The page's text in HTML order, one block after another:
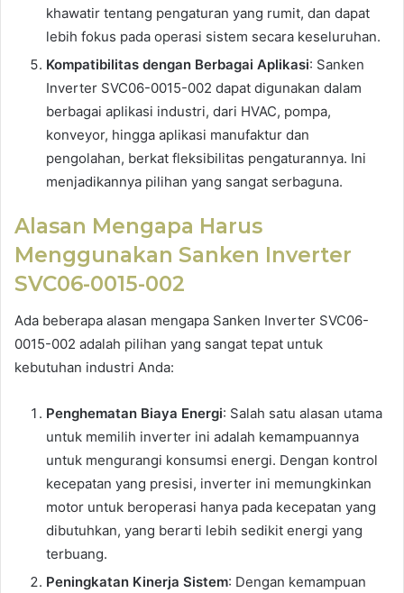
khawatir tentang pengaturan yang rumit, dan dapat
lebih fokus pada operasi sistem secara keseluruhan.
Kompatibilitas dengan Berbagai Aplikasi: Sanken
Inverter SVC06-0015-002 dapat digunakan dalam
berbagai aplikasi industri, dari HVAC, pompa,
konveyor, hingga aplikasi manufaktur dan
pengolahan, berkat fleksibilitas pengaturannya. Ini
menjadikannya pilihan yang sangat serbaguna.
Alasan Mengapa Harus
Menggunakan Sanken Inverter
SVC06-0015-002
Ada beberapa alasan mengapa Sanken Inverter SVC06-
0015-002 adalah pilihan yang sangat tepat untuk
kebutuhan industri Anda:
Penghematan Biaya Energi: Salah satu alasan utama
untuk memilih inverter ini adalah kemampuannya
untuk mengurangi konsumsi energi. Dengan kontrol
kecepatan yang presisi, inverter ini memungkinkan
motor untuk beroperasi hanya pada kecepatan yang
dibutuhkan, yang berarti lebih sedikit energi yang
terbuang.
Peningkatan Kinerja Sistem: Dengan kemampuan